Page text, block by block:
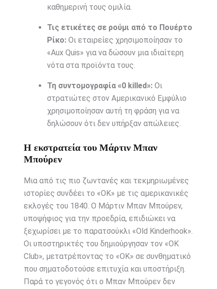
καθημερινή τους ομιλία.
Τις ετικέτες σε ρούμι από το Πουέρτο
Ρίκο:Οι εταιρείες χρησιμοποίησαν το
«Aux Quis» για να δώσουν μια ιδιαίτερη
νότα στα προϊόντα τους.
Τη συντομογραφία «0 killed»:Οι
στρατιώτες στον Αμερικανικό Εμφύλιο
χρησιμοποίησαν αυτή τη φράση για να
δηλώσουν ότι δεν υπήρξαν απώλειες.
Η εκστρατεία του Μάρτιν Μπαν
Μπούρεν
Μια από τις πιο ζωντανές και τεκμηριωμένες
ιστορίες συνδέει το «OK» με τις αμερικανικές
εκλογές του 1840. Ο Μάρτιν Μπαν Μπούρεν,
υποψήφιος για την προεδρία, επιδιώκει να
ξεχωρίσει με το παρατσούκλι «Old Kinderhook».
Οι υποστηρικτές του δημιούργησαν τον «OK
Club», μετατρέποντας το «OK» σε συνθηματικό
που σηματοδοτούσε επιτυχία και υποστήριξη.
Παρά το γεγονός ότι ο Μπαν Μπούρεν δεν